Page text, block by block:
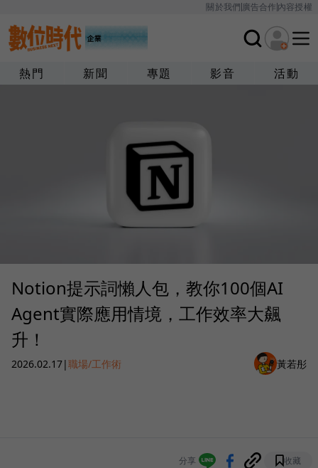
關於我們廣告合作內容授權
熱門 新聞 專題 影音 活動
Notion提示詞懶人包，教你100個AI
Agent實際應用情境，工作效率大飆
升！
2026.02.17|職場/工作術 黃若彤
分享 收藏